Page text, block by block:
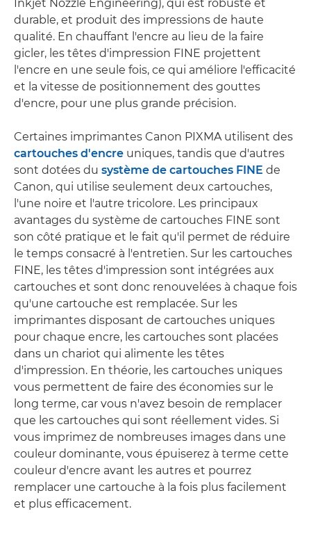
Inkjet Nozzle Engineering), qui est robuste et
durable, et produit des impressions de haute
qualité. En chauffant l'encre au lieu de la faire
gicler, les têtes d'impression FINE projettent
l'encre en une seule fois, ce qui améliore l'efficacité
et la vitesse de positionnement des gouttes
d'encre, pour une plus grande précision.
Certaines imprimantes Canon PIXMA utilisent des
cartouches d'encre uniques, tandis que d'autres
sont dotées du système de cartouches FINE de
Canon, qui utilise seulement deux cartouches,
l'une noire et l'autre tricolore. Les principaux
avantages du système de cartouches FINE sont
son côté pratique et le fait qu'il permet de réduire
le temps consacré à l'entretien. Sur les cartouches
FINE, les têtes d'impression sont intégrées aux
cartouches et sont donc renouvelées à chaque fois
qu'une cartouche est remplacée. Sur les
imprimantes disposant de cartouches uniques
pour chaque encre, les cartouches sont placées
dans un chariot qui alimente les têtes
d'impression. En théorie, les cartouches uniques
vous permettent de faire des économies sur le
long terme, car vous n'avez besoin de remplacer
que les cartouches qui sont réellement vides. Si
vous imprimez de nombreuses images dans une
couleur dominante, vous épuiserez à terme cette
couleur d'encre avant les autres et pourrez
remplacer une cartouche à la fois plus facilement
et plus efficacement.